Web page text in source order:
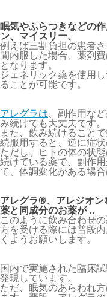
眠気やふらつきなどの
ン、マイスリー、
例えば三割負担の患者
間内服した場合、薬剤
となります。
ジェネリック薬を使用
ることが可能です。
アレグラは、副作用な
み続けても大丈夫です。
また、飲み続けること
続服用すると、逆に症
ただし、ヒトの体の状
続けている薬で、副作
て、体調変化がある場
アレグラ®、アレジオ
薬と同成分のお薬が ..
このように飲み合わせ
方を受ける際には普段
くようお願いします。
国内で実施された臨床
発現しています。
ただ、眠気のあらわれ